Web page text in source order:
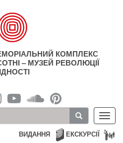
КОМПЛЕКС
– МУЗЕЙ РЕВОЛЮЦІЇ
ЕКСКУРСІЇ
ВИДАННЯ